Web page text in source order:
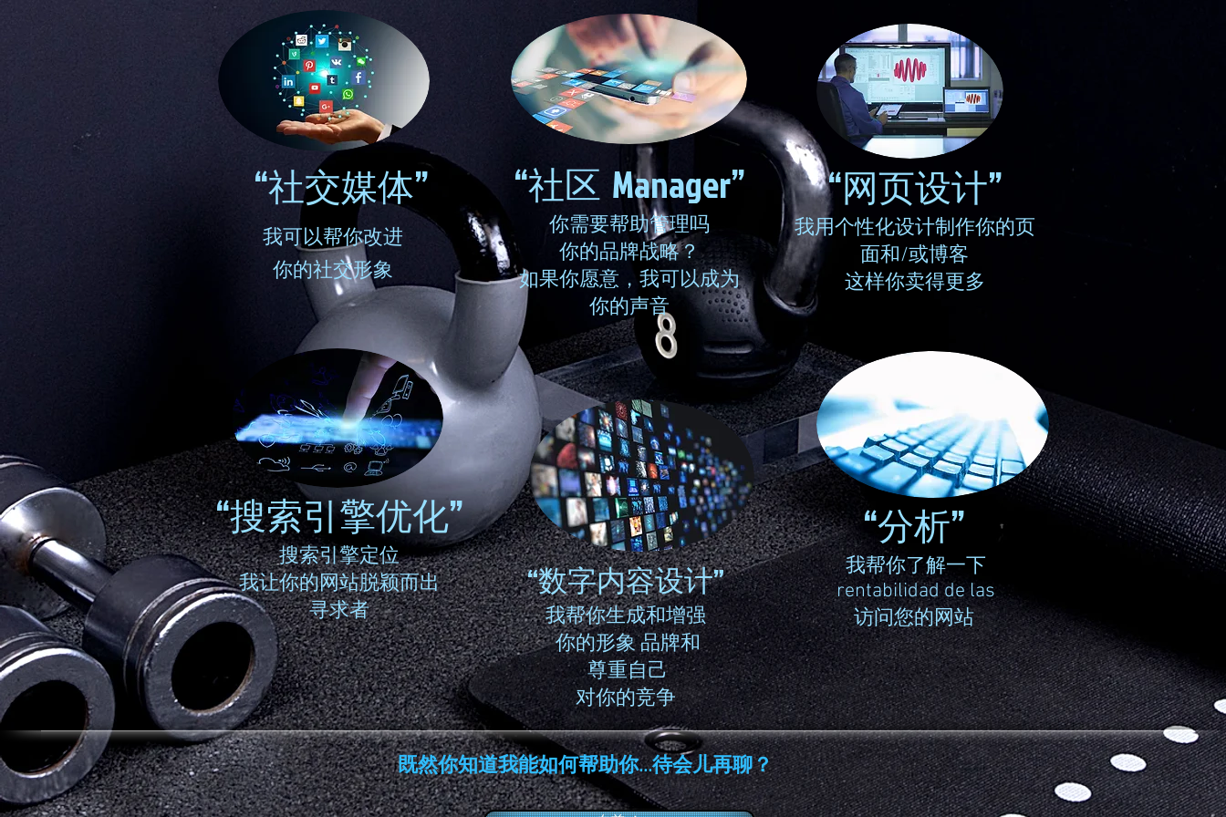
“社交媒体”
我可以帮你改进
你的社交形象
“搜索引擎优化”
搜索引擎定位
我让你的网站脱颖而出
寻求者
“社区 Manager”
你需要帮助管理吗
你的品牌战略？
如果你愿意，我可以成为
你的声音
“数字内容设计”
我帮你生成和增强
你的形象 品牌和
尊重自己
对你的竞争
“网页设计”
我用个性化设计制作你的页
面和/或博客
这样你卖得更多
“分析”
我帮你了解一下
rentabilidad de las
访问您的网站
既然你知道我能如何帮助你...待会儿再聊？